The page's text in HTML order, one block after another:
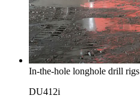
In-the-hole longhole drill rigs
DU412i